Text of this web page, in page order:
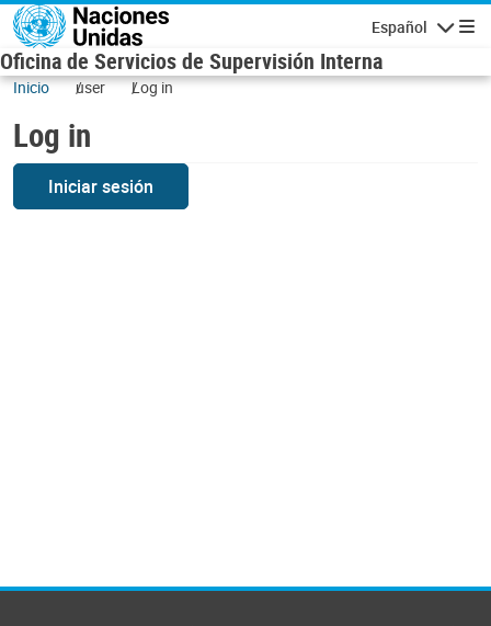
Skip to main content
Español
Oficina de Servicios de Supervisión Interna
Inicio user Log in
Log in
Iniciar sesión